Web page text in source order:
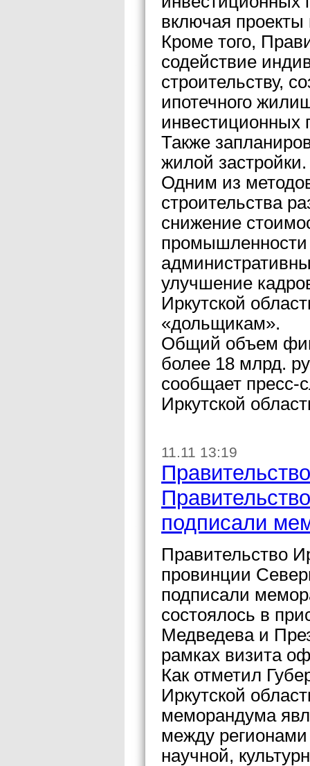
включая проекты
Кроме того,
содействие
строительству,
ипотечного
инвестиционных
Также
жилой застройки.
Одним из
строительства
снижение
промышленности
улучшение
Иркутской
«дольщикам».
Общий объем
более 18 млрд.
сообщает пресс-
Иркутской
11.11 13:19
подписали
Правительство
провинции
подписали
состоялось в
Медведева и
рамках визита
Как отметил
Иркутской
меморандума
между
научной,